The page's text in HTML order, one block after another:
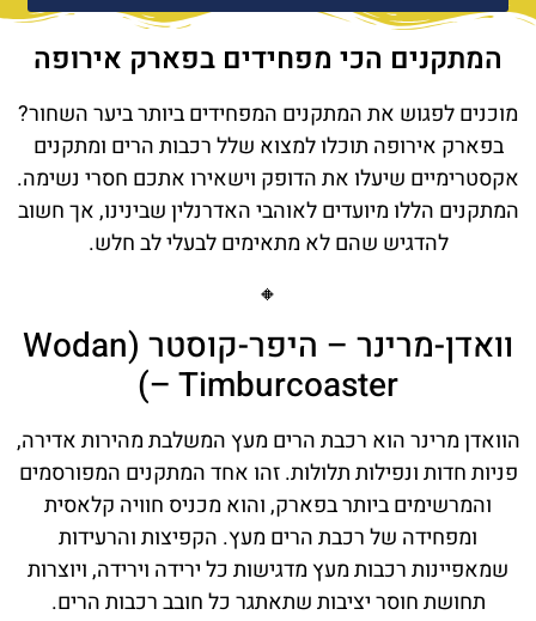
המתקנים הכי מפחידים בפארק אירופה
מוכנים לפגוש את המתקנים המפחידים ביותר ביער השחור?
בפארק אירופה תוכלו למצוא שלל רכבות הרים ומתקנים
אקסטרימיים שיעלו את הדופק וישאירו אתכם חסרי נשימה.
המתקנים הללו מיועדים לאוהבי האדרנלין שבינינו, אך חשוב
להדגיש שהם לא מתאימים לבעלי לב חלש.
🔸
וואדן-מרינר – היפר-קוסטר (Wodan
– Timburcoaster)
הוואדן מרינר הוא רכבת הרים מעץ המשלבת מהירות אדירה,
פניות חדות ונפילות תלולות. זהו אחד המתקנים המפורסמים
והמרשימים ביותר בפארק, והוא מכניס חוויה קלאסית
ומפחידה של רכבת הרים מעץ. הקפיצות והרעידות
שמאפיינות רכבות מעץ מדגישות כל ירידה וירידה, ויוצרות
תחושת חוסר יציבות שתאתגר כל חובב רכבות הרים.